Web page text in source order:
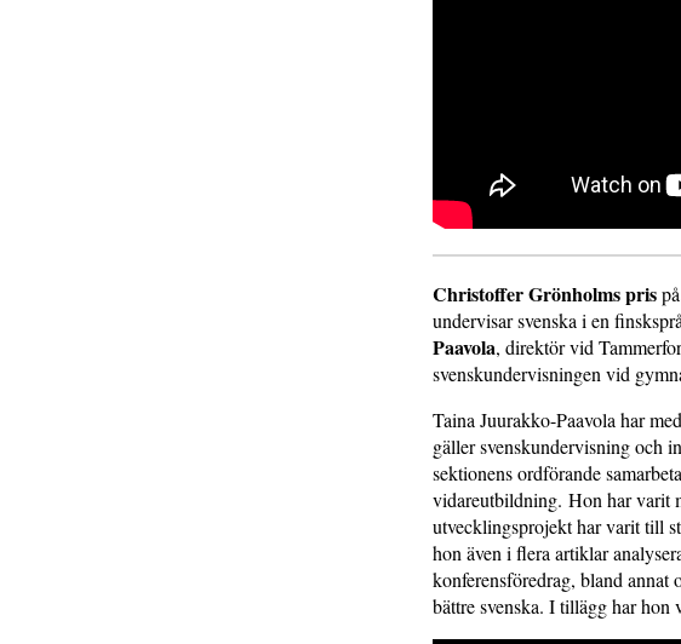
Christoffer Grönholms pris
undervisar svenska i en
Paavola, direktör vid
svenskundervisningen vid
Taina Juurakko-Paavola har
gäller svenskundervisning och
sektionens ordförande
vidareutbildning. Hon har varit
utvecklingsprojekt har varit till
hon även i flera artiklar
konferensföredrag, bland
bättre svenska. I tillägg har